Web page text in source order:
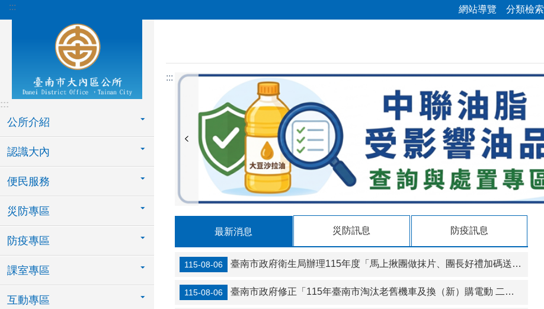
跳到主要內容區塊
::: 網站導覽 分類檢索
:::
公所介紹
認識大內
便民服務
災防專區
防疫專區
課室專區
互動專區
:::
最新消息 災防訊息 防疫訊息
115-08-06 臺南市政府衛生局辦理115年度「馬上揪團做抹片、團長好禮加碼送」 活動，歡迎符合資格人員踴躍參與， 共同守護女性健康
115-08-06 臺南市政府修正「115年臺南市淘汰老舊機車及換（新）購電動 二輪車補助方案」部分內容及相關規定影本1份